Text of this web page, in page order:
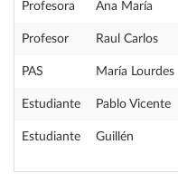
Profesora Ana María
Profesor Raul Carlos
PAS María Lourdes
Estudiante Pablo Vicente
Estudiante Guillén